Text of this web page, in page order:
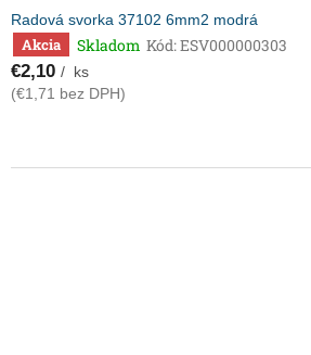
Radová svorka 37102 6mm2 modrá
Akcia Skladom Kód:ESV000000303
€2,10 / ks
(€1,71 bez DPH)